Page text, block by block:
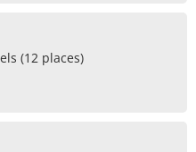
(12 places)